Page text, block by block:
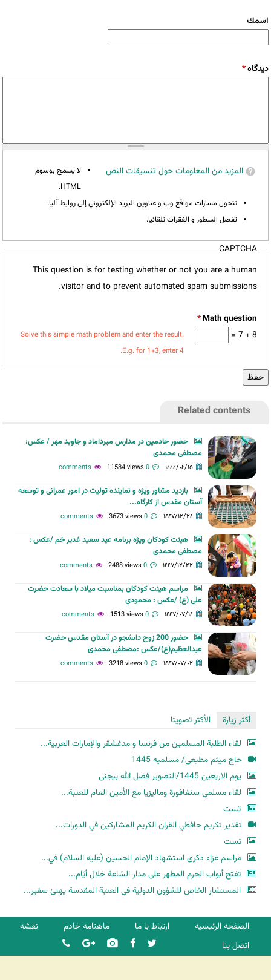
‏اسمك ‏
‏دیدگاه ‏*
المزيد من المعلومات حول تنسيقات النص
لا يسمح بوسوم
HTML.
تتحول مسارات مواقع وب و عناوين البريد الإلكتروني إلى روابط آليا.
تفصل السطور و الفقرات تلقائيا.
CAPTCHA
This question is for testing whether or not you are a human
visitor and to prevent automated spam submissions.
*
8 + 7 =
Solve this simple math problem and enter the result.
E.g. for 1+3, enter 4.
Related contents
حضور خادمین در مدارس میرداماد و جاوید مهر / عکس:
مصطفی محمدی
١٤٤٤/٠٤/١٥ 0 comments
11584 views
بازدید مشاور ویژه و نماینده تولیت در امور عمرانی و توسعه
آستان مقدس از کارگاه...
١٤٤٧/١٢/٢٤ 0 comments
3673 views
هیئت کودکان ویژه برنامه عید سعید غدیر خم /عکس :
مصطفی محمدی
١٤٤٧/١٢/٢٢ 0 comments
2488 views
مراسم هیئت کودکان بمناسبت میلاد با سعادت حضرت
علی (ع) /عکس : محمودی
١٤٤٧/٠٧/١٤ 0 comments
1513 views
حضور 200 زوج دانشجو در آستان مقدس حضرت
عبدالعظیم(ع)/عکس :مصطفی محمدی
١٤٤٧/٠٧/٠٢ 0 comments
3218 views
أكثر زيارة
الأكثر تصويتا
لقاء الطلبة المسلمين من فرنسا و مدغشقر والإمارات العربية...
حاج میثم مطیعی/ مسلمیه 1445
یوم الاربعین 1445/التصویر فضل الله بیجنی
لقاء مسلمي سنغافورة وماليزيا مع الأمين العام للعتبة...
تست
تقدير تكريم حافظي القران الكريم المشاركين في الدورات...
تست
مراسم عزاء ذكرى استشهاد الإمام الحسين (عليه السلام) في...
تفتح أبواب الحرم المطهر على مدار السّاعة خلال أيّام...
المستشار الخاص للشؤون الدولية في العتبة المقدسة يهنئ سفير...
الصفحه الرئیسیه ارتباط با ما ماهنامه خادم
نقشه
اتصل بنا